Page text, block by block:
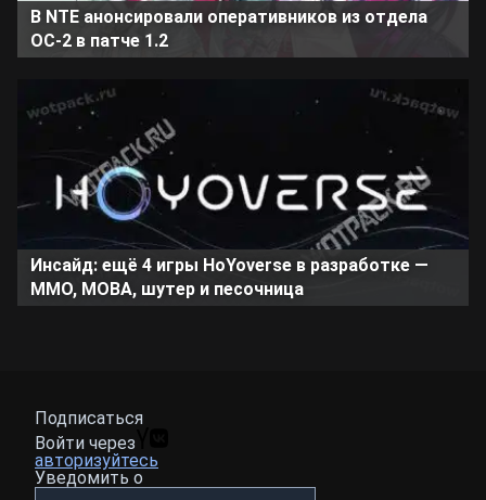
В NTE анонсировали оперативников из отдела
ОС-2 в патче 1.2
Инсайд: ещё 4 игры HoYoverse в разработке —
MMO, MOBA, шутер и песочница
Подписаться
Войти через
авторизуйтесь
Уведомить о